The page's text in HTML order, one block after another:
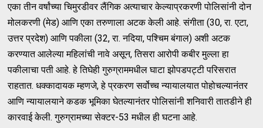
एका तीन वर्षांच्या चिमुरडीवर लैंगिक अत्याचार केल्याप्रकरणी पोलिसांनी दोन
मोलकरणी (मेड) आणि एका तरुणाला अटक केली आहे. संगीता (30, रा. एटा,
उत्तर प्रदेश) आणि पकीला (32, रा. नदिया, पश्चिम बंगाल) अशी अटक
करण्यात आलेल्या महिलांची नावे असून, तिसरा आरोपी कबीर मुल्ला हा
पकीलाचा पती आहे. हे तिघेही गुरुग्राममधील घाटा झोपडपट्टी परिसरात
राहतात. धक्कादायक म्हणजे, हे प्रकरण सर्वोच्च न्यायालयात पोहोचल्यानंतर
आणि न्यायालयाने कडक भूमिका घेतल्यानंतर पोलिसांनी शनिवारी तातडीने ही
कारवाई केली. गुरुग्रामच्या सेक्टर-53 मधील ही घटना आहे.